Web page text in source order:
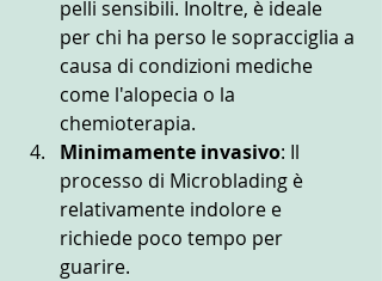
pelli sensibili. Inoltre, è ideale
per chi ha perso le sopracciglia a
causa di condizioni mediche
come l'alopecia o la
chemioterapia.
Minimamente invasivo: Il
processo di Microblading è
relativamente indolore e
richiede poco tempo per
guarire.